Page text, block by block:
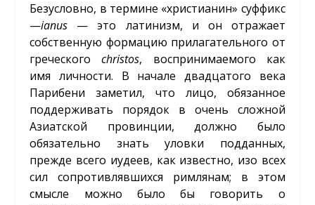
Безусловно, в термине «христианин» суффикс
—ianus — это латинизм, и он отражает
собственную формацию прилагательного от
греческогоchristos, воспринимаемого как
имя личности. В начале двадцатого века
Парибени заметил, что лицо, обязанное
поддерживать порядок в очень сложной
Азиатской провинции, должно было
обязательно знать уловки подданных,
прежде всего иудеев, как известно, изо всех
сил сопротивлявшихся римлянам; в этом
смысле можно было бы говорить о